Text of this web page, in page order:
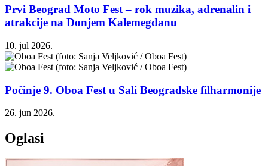
Prvi Beograd Moto Fest – rok muzika, adrenalin i
atrakcije na Donjem Kalemegdanu
10. jul 2026.
Počinje 9. Oboa Fest u Sali Beogradske filharmonije
26. jun 2026.
Oglasi